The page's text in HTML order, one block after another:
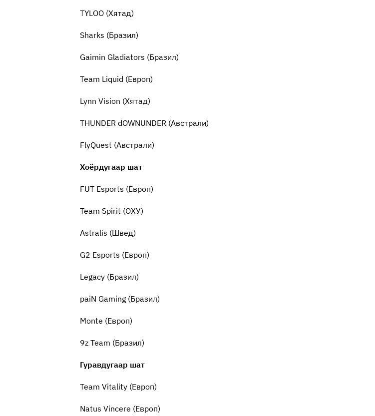
TYLOO (Хятад)
Sharks (Бразил)
Gaimin Gladiators (Бразил)
Team Liquid (Европ)
Lynn Vision (Хятад)
THUNDER dOWNUNDER (Австрали)
FlyQuest (Австрали)
Хоёрдугаар шат
FUT Esports (Европ)
Team Spirit (ОХУ)
Astralis (Швед)
G2 Esports (Европ)
Legacy (Бразил)
paiN Gaming (Бразил)
Monte (Европ)
9z Team (Бразил)
Гуравдугаар шат
Team Vitality (Европ)
Natus Vincere (Европ)